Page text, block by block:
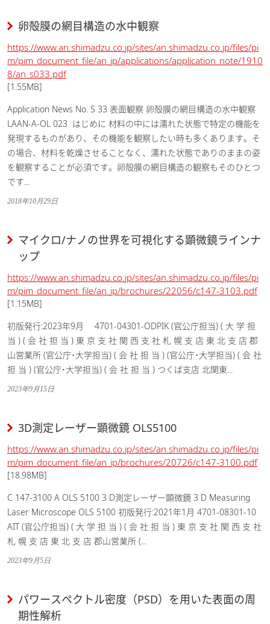
卵殻膜の網目構造の水中観察
https://www.an.shimadzu.co.jp/sites/an.shimadzu.co.jp/files/pi
m/pim_document_file/an_jp/applications/application_note/1910
8/an_s033.pdf
[1.55MB]
Application News No. S 33 表面観察 卵殻膜の網目構造の水中観察
LAAN-A-OL 023  はじめに 材料の中には濡れた状態で特定の機能を
発現するものがあり、その機能を観察したい時も多くあります。そ
の場合、材料を乾燥させることなく、濡れた状態でありのままの姿
を観察することが必須です。卵殻膜の網目構造の観察もそのひとつ
です...
2018年10月29日
マイクロ/ナノの世界を可視化する顕微鏡ラインナ
ップ
https://www.an.shimadzu.co.jp/sites/an.shimadzu.co.jp/files/pi
m/pim_document_file/an_jp/brochures/22056/c147-3103.pdf
[1.15MB]
初版発行:2023年9月 4701-04301-ODPIK (官公庁担当) ( 大 学 担
当 ) ( 会 社 担 当 ) 東 京 支 社 関 西 支 社 札 幌 支 店 東 北 支 店 郡
山営業所 (官公庁･大学担当) ( 会 社 担 当 ) (官公庁･大学担当) ( 会 社
担 当 ) (官公庁･大学担当) ( 会 社 担 当 ) つくば支店 北関東...
2023年9月15日
3D測定レーザー顕微鏡 OLS5100
https://www.an.shimadzu.co.jp/sites/an.shimadzu.co.jp/files/pi
m/pim_document_file/an_jp/brochures/20726/c147-3100.pdf
[18.98MB]
C 147-3100 A OLS 5100 3 D測定レーザー顕微鏡 3 D Measuring
Laser Microscope OLS 5100 初版発行:2021年1月 4701-08301-10
AIT (官公庁担当) ( 大 学 担 当 ) ( 会 社 担 当 ) 東 京 支 社 関 西 支 社
札 幌 支 店 東 北 支 店 郡山営業所 (...
2023年9月5日
パワースペクトル密度（PSD）を用いた表面の周
期性解析